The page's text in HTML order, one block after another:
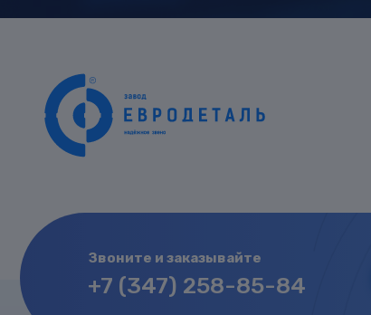
Звоните и заказывайте
+7 (347) 258-85-84